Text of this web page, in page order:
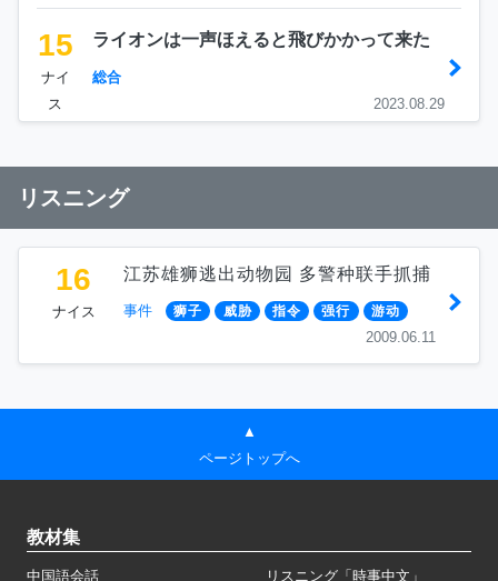
15
ナイ
ス
ライオンは一声ほえると飛びかかって来た
総合
2023.08.29
リスニング
16
ナイス
江苏雄狮逃出动物园 多警种联手抓捕
事件 狮子 威胁 指令 强行 游动
2009.06.11
▲
ページトップへ
教材集
中国語会話
リスニング「時事中文」